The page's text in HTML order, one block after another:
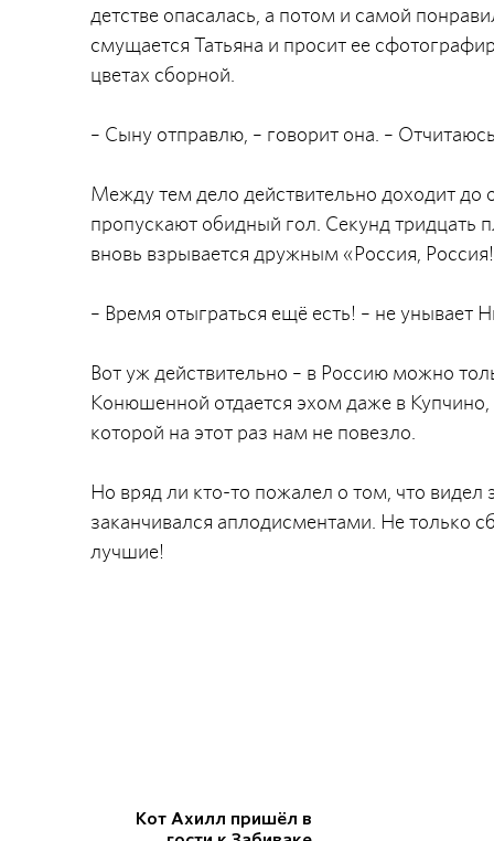
детстве опасалась, а потом и самой
смущается Татьяна и просит ее
цветах сборной.
– Сыну отправлю, – говорит она. –
Между тем дело действительно доходит до
пропускают обидный гол. Секунд тридцать
вновь взрывается дружным «Россия,
– Время отыграться ещё есть! – не унывает
Вот уж действительно – в Россию можно
Конюшенной отдается эхом даже в
которой на этот раз нам не повезло.
Но вряд ли кто-то пожалел о том, что
заканчивался аплодисментами. Не только
лучшие!
Кот Ахилл пришёл в